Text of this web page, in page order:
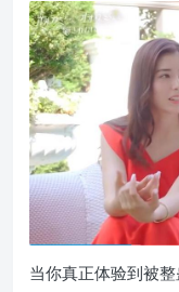
当你真正体验到被